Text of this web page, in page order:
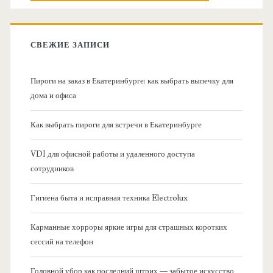
:
СВЕЖИЕ ЗАПИСИ
Пироги на заказ в Екатеринбурге: как выбрать выпечку для
дома и офиса
Как выбрать пироги для встречи в Екатеринбурге
VDI для офисной работы и удаленного доступа
сотрудников
Гигиена быта и исправная техника Electrolux
Карманные хорроры яркие игры для страшных коротких
сессий на телефон